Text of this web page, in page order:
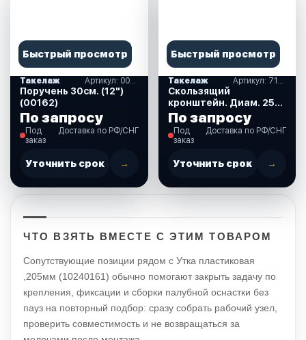
Быстрый просмотр
Такелаж
Поручень 30см. (12")
(00162)
По запросу
Под
заказ
Доставка по РФ/СНГ
Уточнить срок →
Быстрый просмотр
Такелаж
Скользящий
кронштейн. Диам. 25
мм. нерж. (710046)
По запросу
Под
заказ
Доставка по РФ/СНГ
Уточнить срок →
ЧТО ВЗЯТЬ ВМЕСТЕ С ЭТИМ ТОВАРОМ
Сопутствующие позиции рядом с Утка пластиковая
,205мм (10240161) обычно помогают закрыть задачу по
крепления, фиксации и сборки палубной оснастки без
пауз на повторный подбор: сразу собрать рабочий узел,
проверить совместимость и не возвращаться за